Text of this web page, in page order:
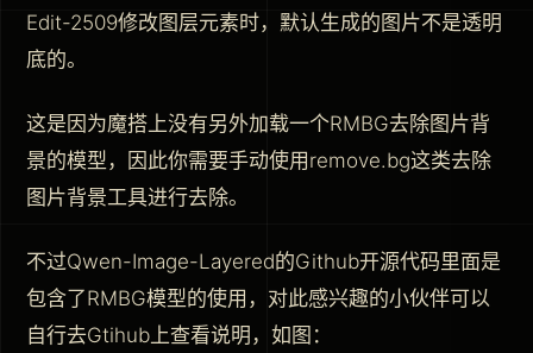
Edit-2509修改图层元素时，默认生成的图片不是透明
底的。
这是因为魔搭上没有另外加载一个RMBG去除图片背
景的模型，因此你需要手动使用remove.bg这类去除
图片背景工具进行去除。
不过Qwen-Image-Layered的Github开源代码里面是
包含了RMBG模型的使用，对此感兴趣的小伙伴可以
自行去Gtihub上查看说明，如图：